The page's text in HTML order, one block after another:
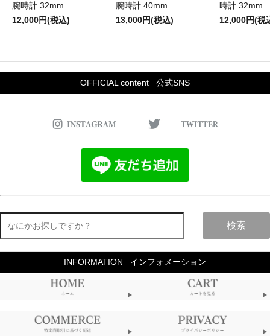
腕時計 32mm
12,000円(税込)
腕時計 40mm
13,000円(税込)
時計 32mm
12,000円(税
OFFICIAL content 公式SNS
検索
INFORMATION インフォメーション